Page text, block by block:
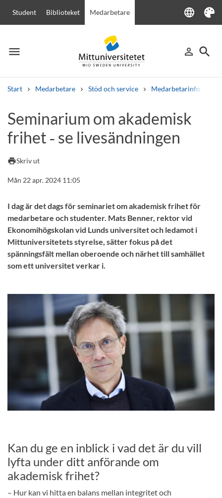
Student Biblioteket Medarbetare language
Language
Tema
menu
Meny person_outline
Logga in
search
Sök
Start Medarbetare Stöd och service Medarbetarinfo
Andra söktjänster
Kurser och programKursplaner Välkomstbrev Personal
Seminarium om akademisk
frihet ‑ se livesändningen
printSkriv ut
Mån 22 apr. 2024 11:05
I dag är det dags för seminariet om akademisk frihet för
medarbetare och studenter. Mats Benner, rektor vid
Ekonomihögskolan vid Lunds universitet och ledamot i
Mittuniversitetets styrelse, sätter fokus på det
spänningsfält mellan oberoende och närhet till samhället
som ett universitet verkar i.
Kan du ge en inblick i vad det är du vill
lyfta under ditt anförande om
akademisk frihet?
– Hur kan vi hitta en balans mellan integritet och